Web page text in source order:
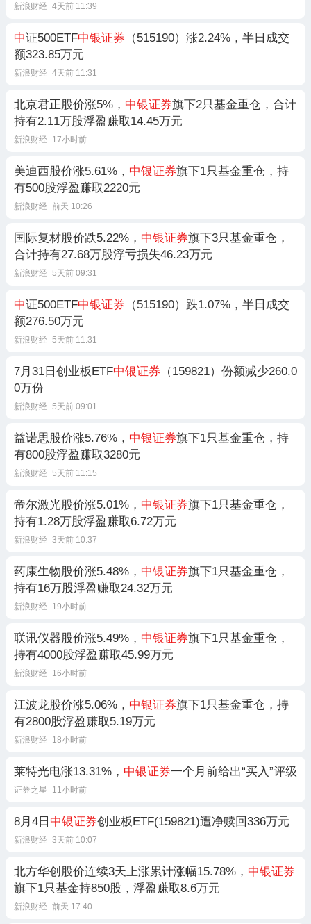
新浪财经 4天前 11:39
中证500ETF中银证券 （515190）涨2.24%，半日成交
额323.85万元
新浪财经 4天前 11:31
北京君正股价涨5%， 中银证券旗下2只基金重仓，合计
持有2.11万股浮盈赚取14.45万元
新浪财经 17小时前
美迪西股价涨5.61%， 中银证券旗下1只基金重仓，持
有500股浮盈赚取2220元
新浪财经 前天 10:26
国际复材股价跌5.22%， 中银证券旗下3只基金重仓，
合计持有27.68万股浮亏损失46.23万元
新浪财经 5天前 09:31
中证500ETF中银证券 （515190）跌1.07%，半日成交
额276.50万元
新浪财经 5天前 11:31
7月31日创业板ETF中银证券 （159821）份额减少260.0
0万份
新浪财经 5天前 09:01
益诺思股价涨5.76%， 中银证券旗下1只基金重仓，持
有800股浮盈赚取3280元
新浪财经 5天前 11:15
帝尔激光股价涨5.01%， 中银证券旗下1只基金重仓，
持有1.28万股浮盈赚取6.72万元
新浪财经 3天前 10:37
药康生物股价涨5.48%， 中银证券旗下1只基金重仓，
持有16万股浮盈赚取24.32万元
新浪财经 19小时前
联讯仪器股价涨5.49%， 中银证券旗下1只基金重仓，
持有4000股浮盈赚取45.99万元
新浪财经 16小时前
江波龙股价涨5.06%， 中银证券旗下1只基金重仓，持
有2800股浮盈赚取5.19万元
新浪财经 18小时前
莱特光电涨13.31%， 中银证券一个月前给出“买入”评级
证券之星 11小时前
8月4日 中银证券创业板ETF(159821)遭净赎回336万元
新浪财经 3天前 10:07
北方华创股价连续3天上涨累计涨幅15.78%， 中银证券
旗下1只基金持850股，浮盈赚取8.6万元
新浪财经 前天 17:40